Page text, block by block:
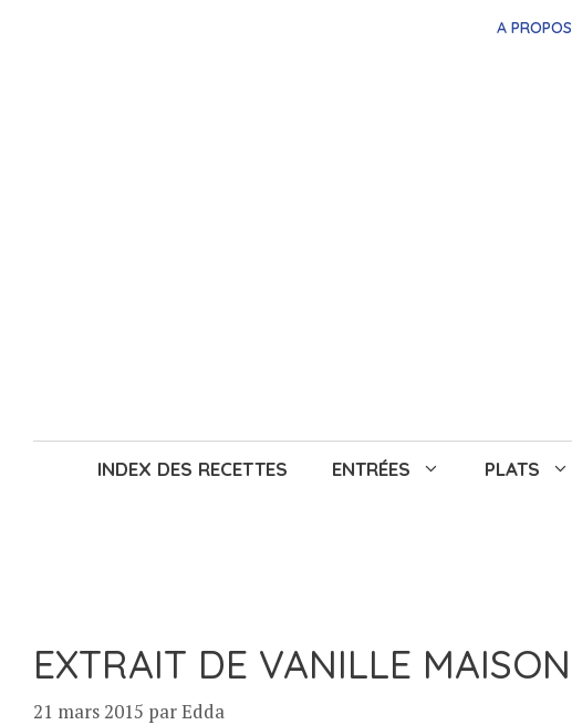
A PROPOS
INDEX DES RECETTES ENTRÉES PLATS
EXTRAIT DE VANILLE MAISON
21 mars 2015 parEdda